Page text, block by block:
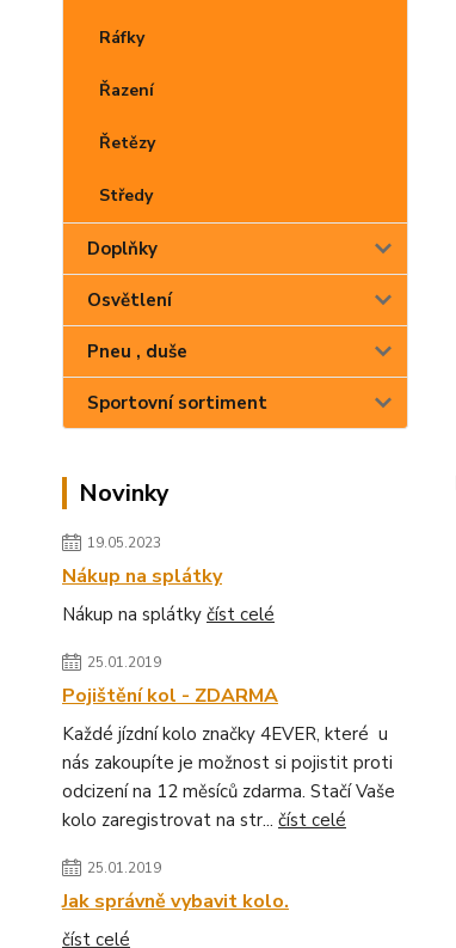
Ráfky
Řazení
Řetězy
Středy
Doplňky
Osvětlení
Pneu , duše
Sportovní sortiment
Novinky
19.05.2023
Nákup na splátky
Nákup na splátky číst celé
25.01.2019
Pojištění kol - ZDARMA
Každé jízdní kolo značky 4EVER, které u
nás zakoupíte je možnost si pojistit proti
odcizení na 12 měsíců zdarma. Stačí Vaše
kolo zaregistrovat na str... číst celé
25.01.2019
Jak správně vybavit kolo.
číst celé